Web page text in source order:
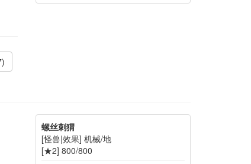
螺丝刺猬
[怪兽|效果] 机械/地
[★2] 800/800